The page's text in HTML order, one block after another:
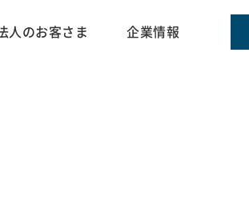
人のお客さま 企業情報